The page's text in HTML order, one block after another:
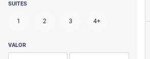
SUITES
1 2 3 4+
VALOR